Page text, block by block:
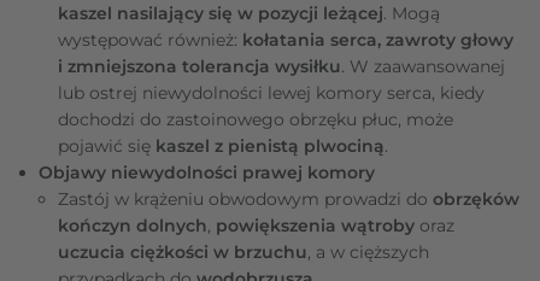
kaszel nasilający się w pozycji leżącej. Mogą
występować również: kołatania serca, zawroty głowy
i zmniejszona tolerancja wysiłku. W zaawansowanej
lub ostrej niewydolności lewej komory serca, kiedy
dochodzi do zastoinowego obrzęku płuc, może
pojawić się kaszel z pienistą plwociną.
Objawy niewydolności prawej komory
Zastój w krążeniu obwodowym prowadzi do obrzęków
kończyn dolnych, powiększenia wątroby oraz
uczucia ciężkości w brzuchu, a w cięższych